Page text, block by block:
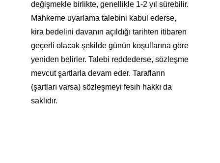
değişmekle birlikte, genellikle 1-2 yıl sürebilir.
Mahkeme uyarlama talebini kabul ederse,
kira bedelini davanın açıldığı tarihten itibaren
geçerli olacak şekilde günün koşullarına göre
yeniden belirler. Talebi reddederse, sözleşme
mevcut şartlarla devam eder. Tarafların
(şartları varsa) sözleşmeyi fesih hakkı da
saklıdır.